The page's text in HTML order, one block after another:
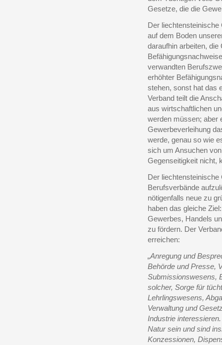
Gesetze, die die
Der
auf dem Boden
daraufhin arbeiten,
verwandten
erhöhter
stehen, sonst hat das
Verband teilt die
aus wirtschaftlichen
werden müssen; aber
Gewerbeverleihung
werde, genau so wie
sich um Ansuchen
Gegenseitigkeit nicht,
Der liechtensteinische
Berufsverbände
nötigenfalls neue zu
haben das gleiche
Gewerbes, Handels
zu fördern. Der
erreichen:
„Anregung und
Behörde und Presse,
Submissionswesens,
solcher, Sorge für
Lehrlingswesens,
Verwaltung und
Industrie
Natur sein und sind
Konzessionen,